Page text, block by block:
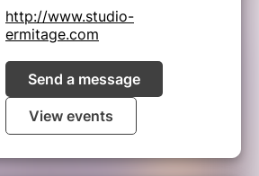
http://www.studio-
ermitage.com
Send a message
View events